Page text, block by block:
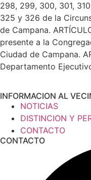
298, 299, 300, 301,
325 y 326 de la
de Campana.
presente a la
Ciudad de Campana.
Departamento
INFORMACION AL
NOTICIAS
DISTINCION Y
CONTACTO
CONTACTO